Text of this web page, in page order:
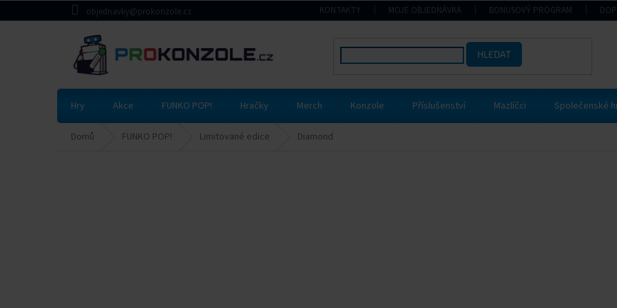
na
objednavky@prokonzole.cz KONTAKTY MOJE OBJEDNÁVKA BONUSOVÝ PROGRAM
HLEDAT
Hry Akce FUNKO POP! Hračky Merch Konzole Příslušenství Mazlíčci Společenské
Domů FUNKO POP! Limitované edice Diamond